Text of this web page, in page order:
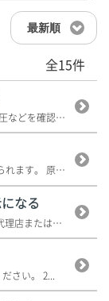
最新順
全15件
原因1：供給圧力が低い ⇒対策1：ガスの元栓や供給圧などを確認してく...
ゴーストピークが発生する場合は以下の原因が考えられます。 原因1 洗...
なる
CPUの電池切れの可能性があります。当社営業所／代理店または当社指定のサー...
さい。 2...